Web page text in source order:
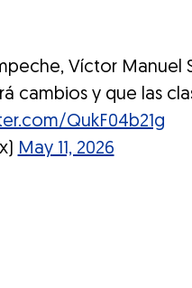
Víctor Manuel
cambios y que las
QukF04b21g
May 11, 2026